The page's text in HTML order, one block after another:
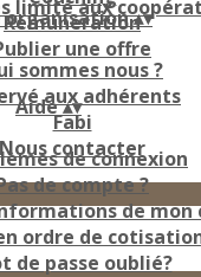
Rémunération
une offre
limité aux
organisation▴▾
sommes nous ?
aux adhérents
Fabi
Nous contacter
Aide▴▾
de connexion
de compte ?
de mon
ordre de
de passe oublié?